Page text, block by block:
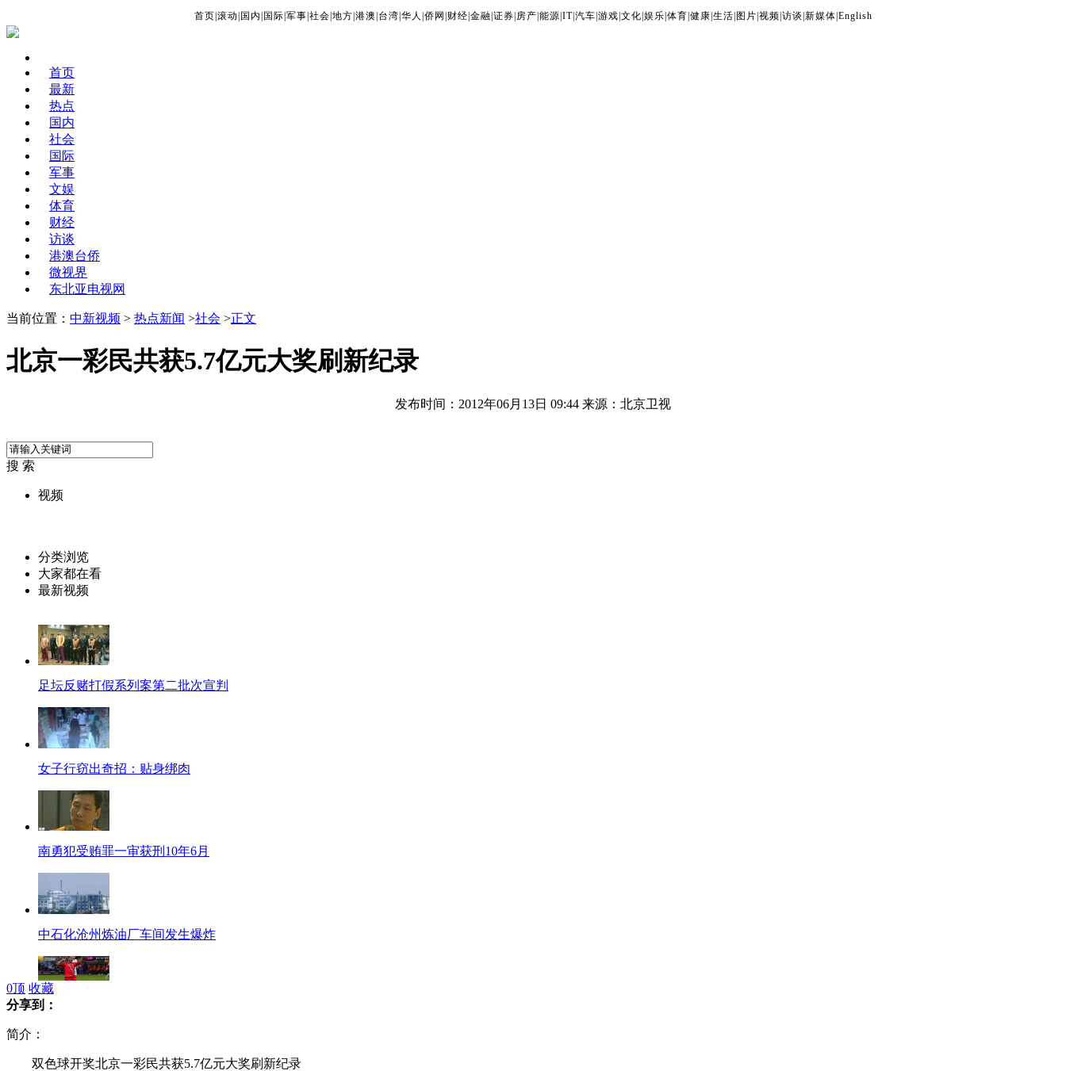
首页 滚动 国内 国际 军事 社会 地方 港澳 台湾 华人 侨网 财经 金融 证券 房产 能源 IT| 汽车 游戏 文化 娱乐 体育 健康 生活 图片 视频 访谈 新媒体 English
首页
最新
热点
国内
社会
国际
军事
文娱
体育
财经
访谈
港澳台侨
微视界
东北亚电视网
当前位置： 中新视频 > 热点新闻 >社会 >正文
北京一彩民共获5.7亿元大奖刷新纪录
发布时间：2012年06月13日 09:44 来源：北京卫视
搜 索
视频
分类浏览
大家都在看
最新视频
足坛反赌打假系列案第二批次宣判
女子行窃出奇招：贴身绑肉
南勇犯受贿罪一审获刑10年6月
中石化沧州炼油厂车间发生爆炸
0顶 收藏
分享到：
简介：
双色球开奖北京一彩民共获5.7亿元大奖刷新纪录